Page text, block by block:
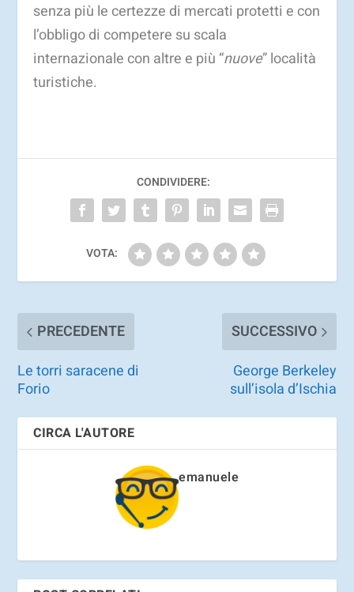
senza più le certezze di mercati protetti e con
l’obbligo di competere su scala
internazionale con altre e più “nuove” località
turistiche.
CONDIVIDERE:
VOTA:
PRECEDENTE
Le torri saracene di
Forio
SUCCESSIVO
George Berkeley
sull’isola d’Ischia
CIRCA L'AUTORE
emanuele